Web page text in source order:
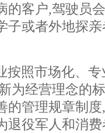
的客户,驾驶员
子或者外地探
按照市场化、
为经营理念的
的管理规章制
退役军人和消